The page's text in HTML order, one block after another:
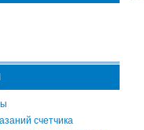
счетчика